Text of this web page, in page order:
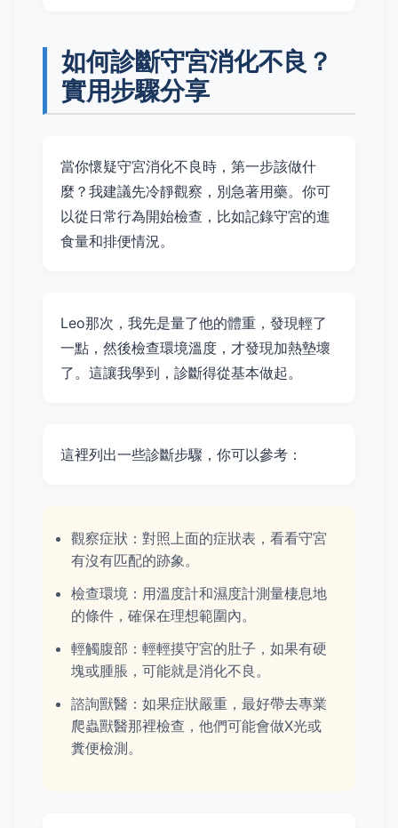
如何診斷守宮消化不良？
實用步驟分享
當你懷疑守宮消化不良時，第一步該做什
麼？我建議先冷靜觀察，別急著用藥。你可
以從日常行為開始檢查，比如記錄守宮的進
食量和排便情況。
Leo那次，我先是量了他的體重，發現輕了
一點，然後檢查環境溫度，才發現加熱墊壞
了。這讓我學到，診斷得從基本做起。
這裡列出一些診斷步驟，你可以參考：
觀察症狀：對照上面的症狀表，看看守宮
有沒有匹配的跡象。
檢查環境：用溫度計和濕度計測量棲息地
的條件，確保在理想範圍內。
輕觸腹部：輕輕摸守宮的肚子，如果有硬
塊或腫脹，可能就是消化不良。
諮詢獸醫：如果症狀嚴重，最好帶去專業
爬蟲獸醫那裡檢查，他們可能會做X光或
糞便檢測。